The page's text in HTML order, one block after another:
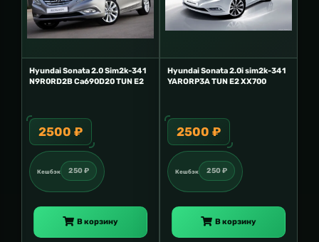
Hyundai Sonata 2.0 Sim2k-341
N9R0RD2B Ca690D20 TUN E2
2500 ₽
Кешбэк 250 ₽
В корзину
Hyundai Sonata 2.0i sim2k-341
YARORP3A TUN E2 XX700
2500 ₽
Кешбэк 250 ₽
В корзину